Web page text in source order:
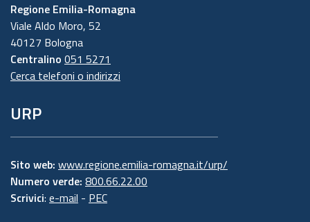
Regione Emilia-Romagna
Viale Aldo Moro, 52
40127 Bologna
Centralino 051 5271
Cerca telefoni o indirizzi
URP
Sito web: www.regione.emilia-romagna.it/urp/
Numero verde: 800.66.22.00
Scrivici: e-mail - PEC